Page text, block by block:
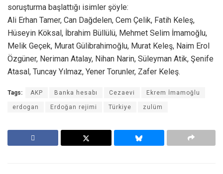
soruşturma başlattığı isimler şöyle:
Ali Erhan Tamer, Can Dağdelen, Cem Çelik, Fatih Keleş,
Hüseyin Köksal, İbrahim Büllülü, Mehmet Selim İmamoğlu,
Melik Geçek, Murat Gülibrahimoğlu, Murat Keleş, Naim Erol
Özgüner, Neriman Atalay, Nihan Narin, Süleyman Atik, Şenife
Atasal, Tuncay Yılmaz, Yener Torunler, Zafer Keleş.
Tags: AKP Banka hesabı Cezaevi Ekrem İmamoğlu
erdogan Erdoğan rejimi Türkiye zulüm